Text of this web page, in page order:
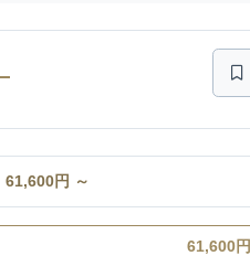
61,600円 ～
61,600円